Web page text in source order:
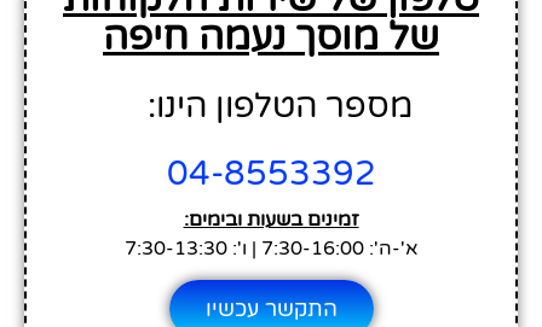
של מוסך נעמה חיפה
מספר הטלפון הינו:
04-8553392
זמינים בשעות ובימים:
א'-ה': 7:30-16:00 | ו': 7:30-13:30
התקשר עכשיו